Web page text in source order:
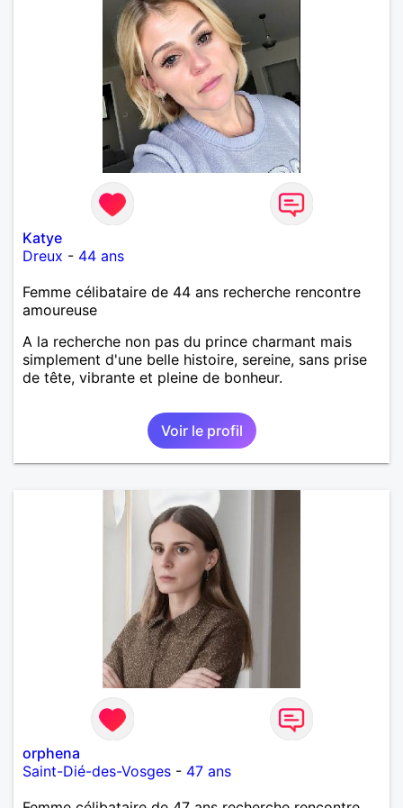
Katye
Dreux - 44 ans
Femme célibataire de 44 ans recherche rencontre
amoureuse
A la recherche non pas du prince charmant mais
simplement d'une belle histoire, sereine, sans prise
de tête, vibrante et pleine de bonheur.
Voir le profil
orphena
Saint-Dié-des-Vosges - 47 ans